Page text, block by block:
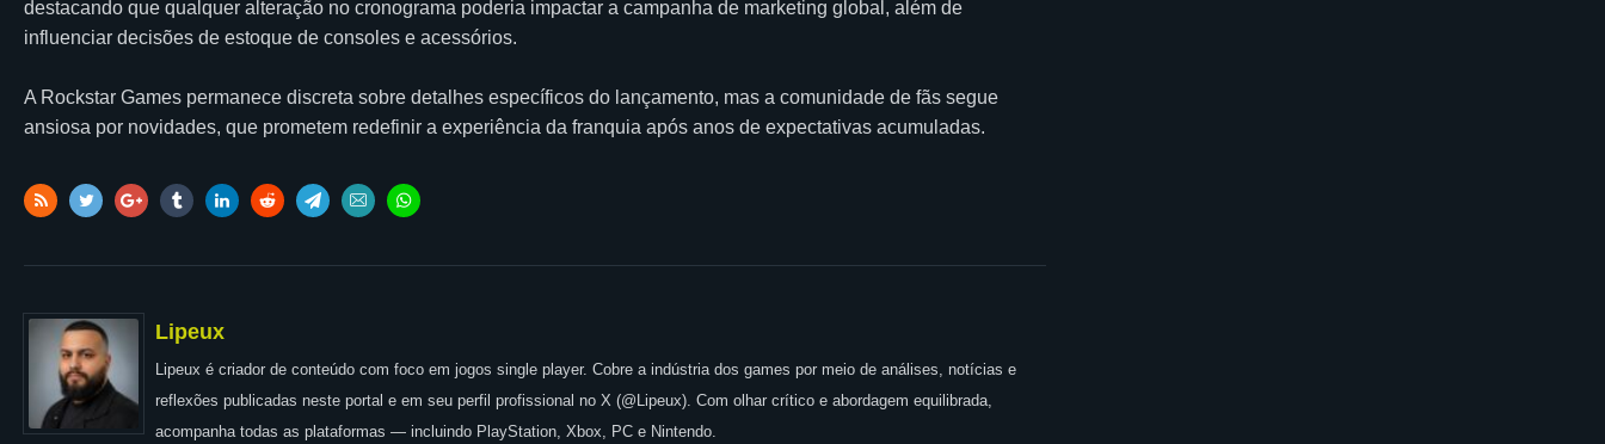
destacando que qualquer alteração no cronograma poderia impactar a campanha de marketing global, além de
influenciar decisões de estoque de consoles e acessórios.
A Rockstar Games permanece discreta sobre detalhes específicos do lançamento, mas a comunidade de fãs segue
ansiosa por novidades, que prometem redefinir a experiência da franquia após anos de expectativas acumuladas.
Lipeux
Lipeux é criador de conteúdo com foco em jogos single player. Cobre a indústria dos games por meio de análises, notícias e
reflexões publicadas neste portal e em seu perfil profissional no X (@Lipeux). Com olhar crítico e abordagem equilibrada,
acompanha todas as plataformas — incluindo PlayStation, Xbox, PC e Nintendo.